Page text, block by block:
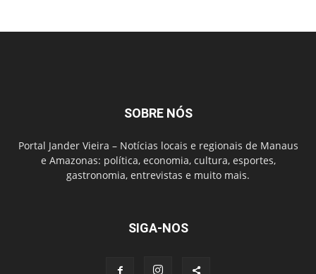
SOBRE NÓS
Portal Jander Vieira – Notícias locais e regionais de Manaus
e Amazonas: política, economia, cultura, esportes,
gastronomia, entrevistas e muito mais.
SIGA-NOS